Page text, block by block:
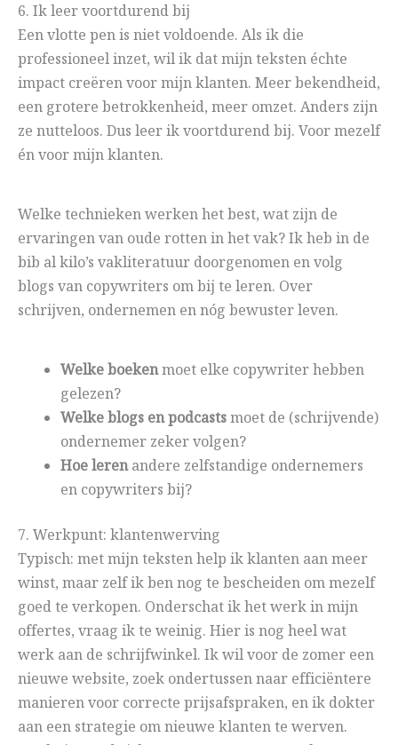
6. Ik leer voortdurend bij
Een vlotte pen is niet voldoende. Als ik die
professioneel inzet, wil ik dat mijn teksten échte
impact creëren voor mijn klanten. Meer bekendheid,
een grotere betrokkenheid, meer omzet. Anders zijn
ze nutteloos. Dus leer ik voortdurend bij. Voor mezelf
én voor mijn klanten.
Welke technieken werken het best, wat zijn de
ervaringen van oude rotten in het vak? Ik heb in de
bib al kilo’s vakliteratuur doorgenomen en volg
blogs van copywriters om bij te leren. Over
schrijven, ondernemen en nóg bewuster leven.
Welke boekenmoet elke copywriter hebben
gelezen?
Welke blogs en podcastsmoet de (schrijvende)
ondernemer zeker volgen?
Hoe lerenandere zelfstandige ondernemers
en copywriters bij?
7. Werkpunt: klantenwerving
Typisch: met mijn teksten help ik klanten aan meer
winst, maar zelf ik ben nog te bescheiden om mezelf
goed te verkopen. Onderschat ik het werk in mijn
offertes, vraag ik te weinig. Hier is nog heel wat
werk aan de schrijfwinkel. Ik wil voor de zomer een
nieuwe website, zoek ondertussen naar efficiëntere
manieren voor correcte prijsafspraken, en ik dokter
aan een strategie om nieuwe klanten te werven.